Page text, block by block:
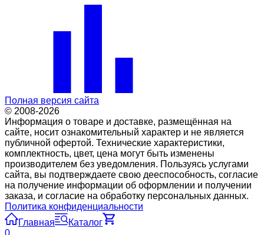
Полная версия сайта
© 2008-2026
Информация о товаре и доставке, размещённая на
сайте, носит ознакомительный характер и не является
публичной офертой. Технические характеристики,
комплектность, цвет, цена могут быть изменены
производителем без уведомления. Пользуясь услугами
сайта, вы подтверждаете свою дееспособность, согласие
на получение информации об оформлении и получении
заказа, и согласие на обработку персональных данных.
Политика конфиденциальности
Главная
Каталог
0